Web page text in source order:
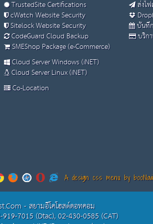
TrustedSite Certifications
cWatch Website Security
Sitelock Website Security
CodeGuard Cloud Backup
SMEShop Package (e-Commerce)
Cloud Server Windows (iNET)
Cloud Server Linux (iNET)
Co-Location
ส่งไ
บันทึ
บริก
A design css menu by
- สยามอีโคโฮสต์ดอทคอม
7015 (Dtac), 02-430-0585 (CAT)